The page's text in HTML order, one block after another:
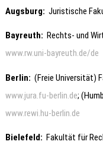
Augsburg:Juristische
Bayreuth: Rechts- und
www.rw.uni-bayreuth.de/de
Berlin:(Freie Universität)
www.jura.fu-berlin.de;
www.rewi.hu-berlin.de
Bielefeld:Fakultät für